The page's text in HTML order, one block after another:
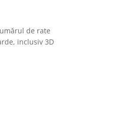
de rate
inclusiv 3D